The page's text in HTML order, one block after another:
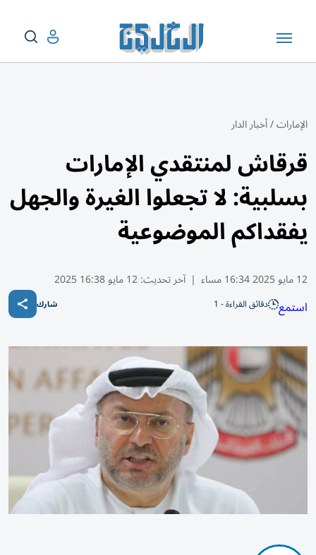
الإمارات/أخبار الدار
قرقاش لمنتقدي الإمارات
بسلبية: لا تجعلوا الغيرة والجهل
يفقداكم الموضوعية
12 مايو 2025 16:34 مساء | آخر تحديث:12 مايو 16:38 2025
استمع دقائق القراءة - 1 شارك